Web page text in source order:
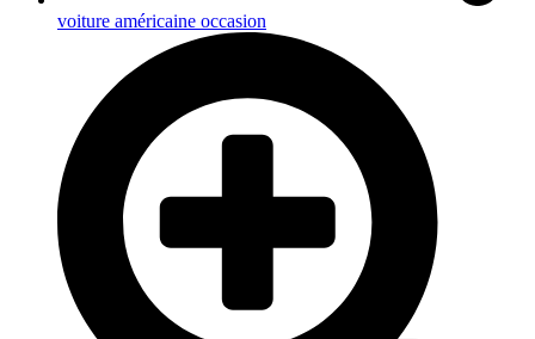
voiture américaine occasion